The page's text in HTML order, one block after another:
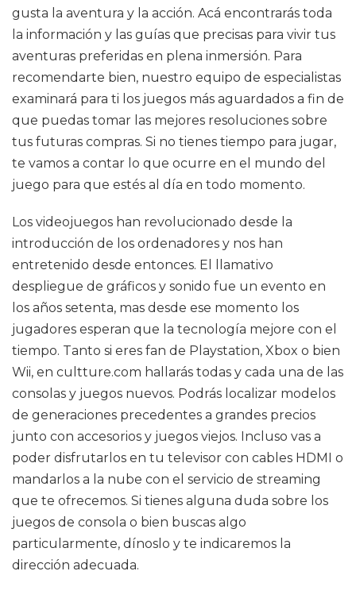
gusta la aventura y la acción. Acá encontrarás toda
la información y las guías que precisas para vivir tus
aventuras preferidas en plena inmersión. Para
recomendarte bien, nuestro equipo de especialistas
examinará para ti los juegos más aguardados a fin de
que puedas tomar las mejores resoluciones sobre
tus futuras compras. Si no tienes tiempo para jugar,
te vamos a contar lo que ocurre en el mundo del
juego para que estés al día en todo momento.
Los videojuegos han revolucionado desde la
introducción de los ordenadores y nos han
entretenido desde entonces. El llamativo
despliegue de gráficos y sonido fue un evento en
los años setenta, mas desde ese momento los
jugadores esperan que la tecnología mejore con el
tiempo. Tanto si eres fan de Playstation, Xbox o bien
Wii, en cultture.com hallarás todas y cada una de las
consolas y juegos nuevos. Podrás localizar modelos
de generaciones precedentes a grandes precios
junto con accesorios y juegos viejos. Incluso vas a
poder disfrutarlos en tu televisor con cables HDMI o
mandarlos a la nube con el servicio de streaming
que te ofrecemos. Si tienes alguna duda sobre los
juegos de consola o bien buscas algo
particularmente, dínoslo y te indicaremos la
dirección adecuada.